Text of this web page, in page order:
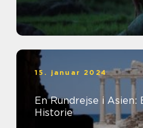
15. januar 2024
En Rundrejse i Asien:
Historie